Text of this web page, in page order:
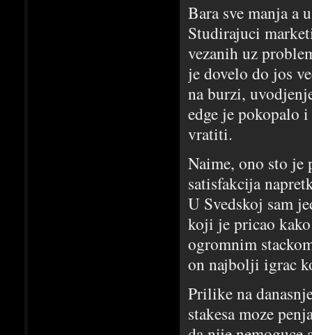
Bara sve manja
Studirajuci
vezanih uz
je dovelo do jos
na burzi,
edge je pokopalo
vratiti.
Naime, ono sto je
satisfakcija
U Svedskoj sam
koji je pricao
ogromnim
on najbolji igrac
Prilike na
stakesa moze